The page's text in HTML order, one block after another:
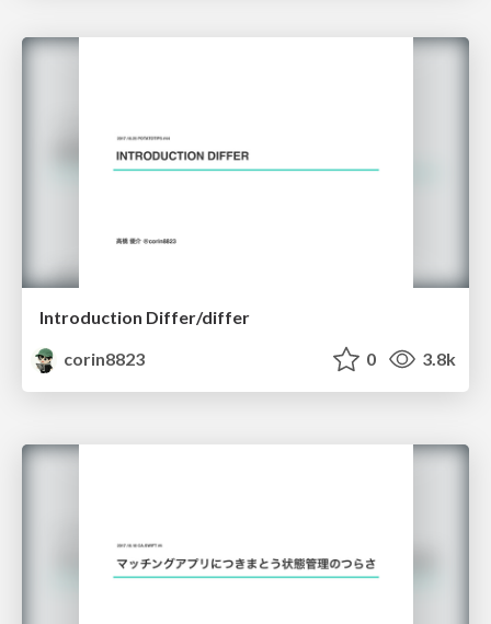
Introduction Differ/differ
corin8823
0 3.8k